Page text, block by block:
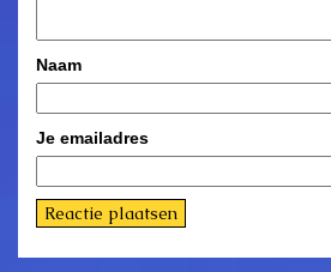
Naam
Je emailadres